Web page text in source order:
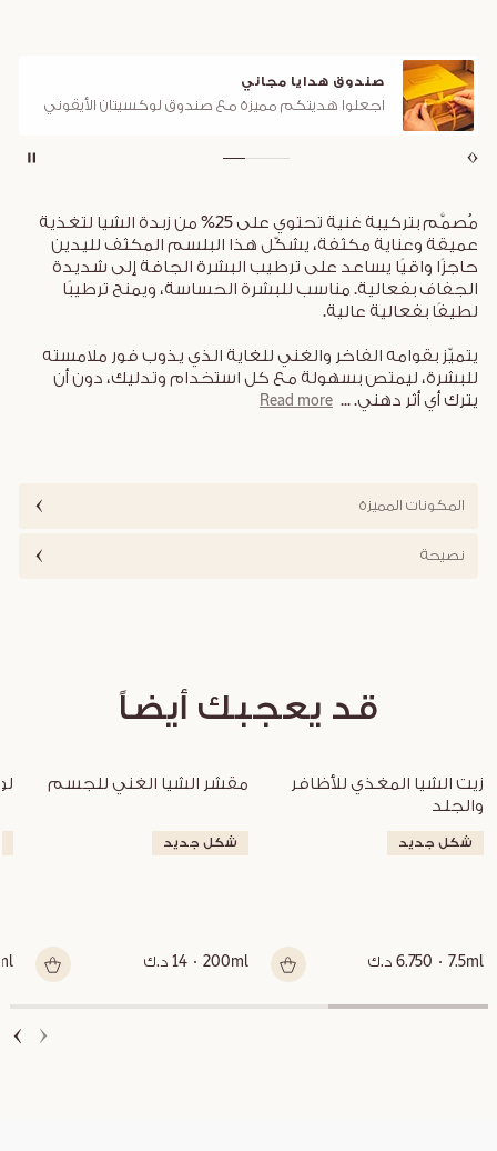
صندوق هدايا مجاني
اجعلوا هديتكم مميزة مع صندوق لوكسيتان الأيقوني
مُصمَّم بتركيبة غنية تحتوي على 25% من زبدة الشيا لتغذية
عميقة وعناية مكثفة، يشكّل هذا البلسم المكثف لليدين
حاجزًا واقيًا يساعد على ترطيب البشرة الجافة إلى شديدة
الجفاف بفعالية. مناسب للبشرة الحساسة، ويمنح ترطيبًا
لطيفًا بفعالية عالية.
يتميّز بقوامه الفاخر والغني للغاية الذي يذوب فور ملامسته
للبشرة، ليمتص بسهولة مع كل استخدام وتدليك، دون أن
يترك أي أثر دهني....
Read more
المكونات المميزة
نصيحة
قد يعجبك أيضاً
والجلد
شكل جديد
7.5ml 6.750 د.ك
مقشر الشيا الغني للجسم
شكل جديد
200ml 14 د.ك